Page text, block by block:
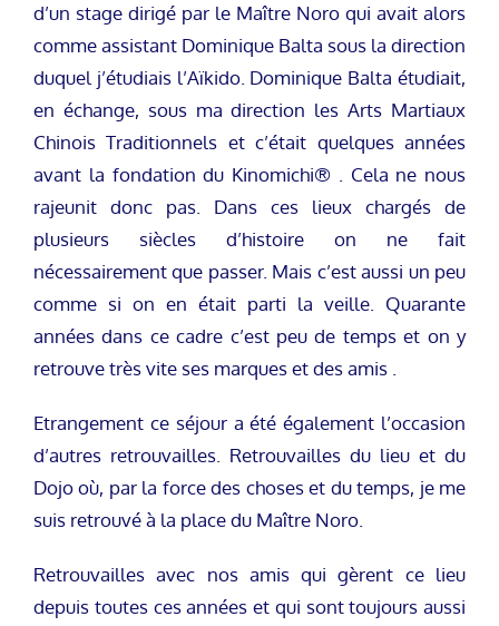
d’un stage dirigé par le Maître Noro qui avait alors
comme assistant Dominique Balta sous la direction
duquel j’étudiais l’Aïkido. Dominique Balta étudiait,
en échange, sous ma direction les Arts Martiaux
Chinois Traditionnels et c’était quelques années
avant la fondation du Kinomichi® . Cela ne nous
rajeunit donc pas. Dans ces lieux chargés de
plusieurs siècles d’histoire on ne fait
nécessairement que passer. Mais c’est aussi un peu
comme si on en était parti la veille. Quarante
années dans ce cadre c’est peu de temps et on y
retrouve très vite ses marques et des amis .
Etrangement ce séjour a été également l’occasion
d’autres retrouvailles. Retrouvailles du lieu et du
Dojo où, par la force des choses et du temps, je me
suis retrouvé à la place du Maître Noro.
Retrouvailles avec nos amis qui gèrent ce lieu
depuis toutes ces années et qui sont toujours aussi